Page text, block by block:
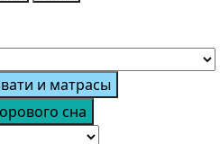
и матрасы
сна